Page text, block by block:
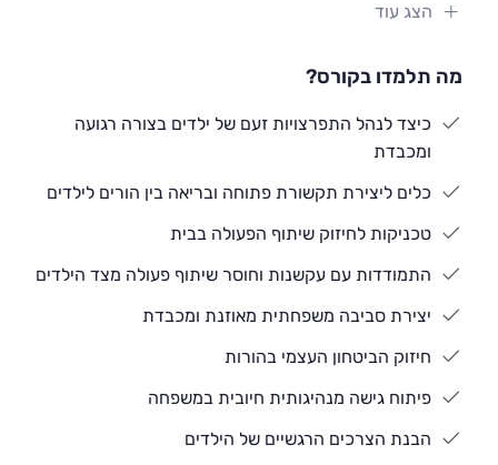
ילדינו. זה לא חייב להיות כך! אם אתם מחפשים דרך חדשה
למנהיגים משפחתיים חיוביים ומועילים – הדרכה הורית
בשיטת PALS היא הפתרון המושלם עבורכם.
שיטת PALS מציעה גישה חדשנית ומוכחת שמבוססת על
ניסיון של מעל ל-20 שנה בעבודה עם ילדים ומשפחות.
הדרכה הורית זו תעניק לכם כלים מעשיים להתמודדות עם
עקשנות וחוסר שיתוף פעולה. במהלך הקורס, תלמדו איך
להתמודד בצורה רגועה, מכבדת וברורה, כדי ליצור סביבה
הדרכה הורית בשיטת PALS אינה רק למידה על
הצג עוד
מה תלמדו בקורס?
כיצד לנהל התפרצויות זעם של ילדים בצורה רגועה
ומכבדת
כלים ליצירת תקשורת פתוחה ובריאה בין הורים לילדים
טכניקות לחיזוק שיתוף הפעולה בבית
התמודדות עם עקשנות וחוסר שיתוף פעולה מצד הילדים
יצירת סביבה משפחתית מאוזנת ומכבדת
חיזוק הביטחון העצמי בהורות
פיתוח גישה מנהיגותית חיובית במשפחה
הבנת הצרכים הרגשיים של הילדים